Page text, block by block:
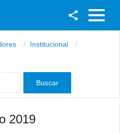
Institucional
2019